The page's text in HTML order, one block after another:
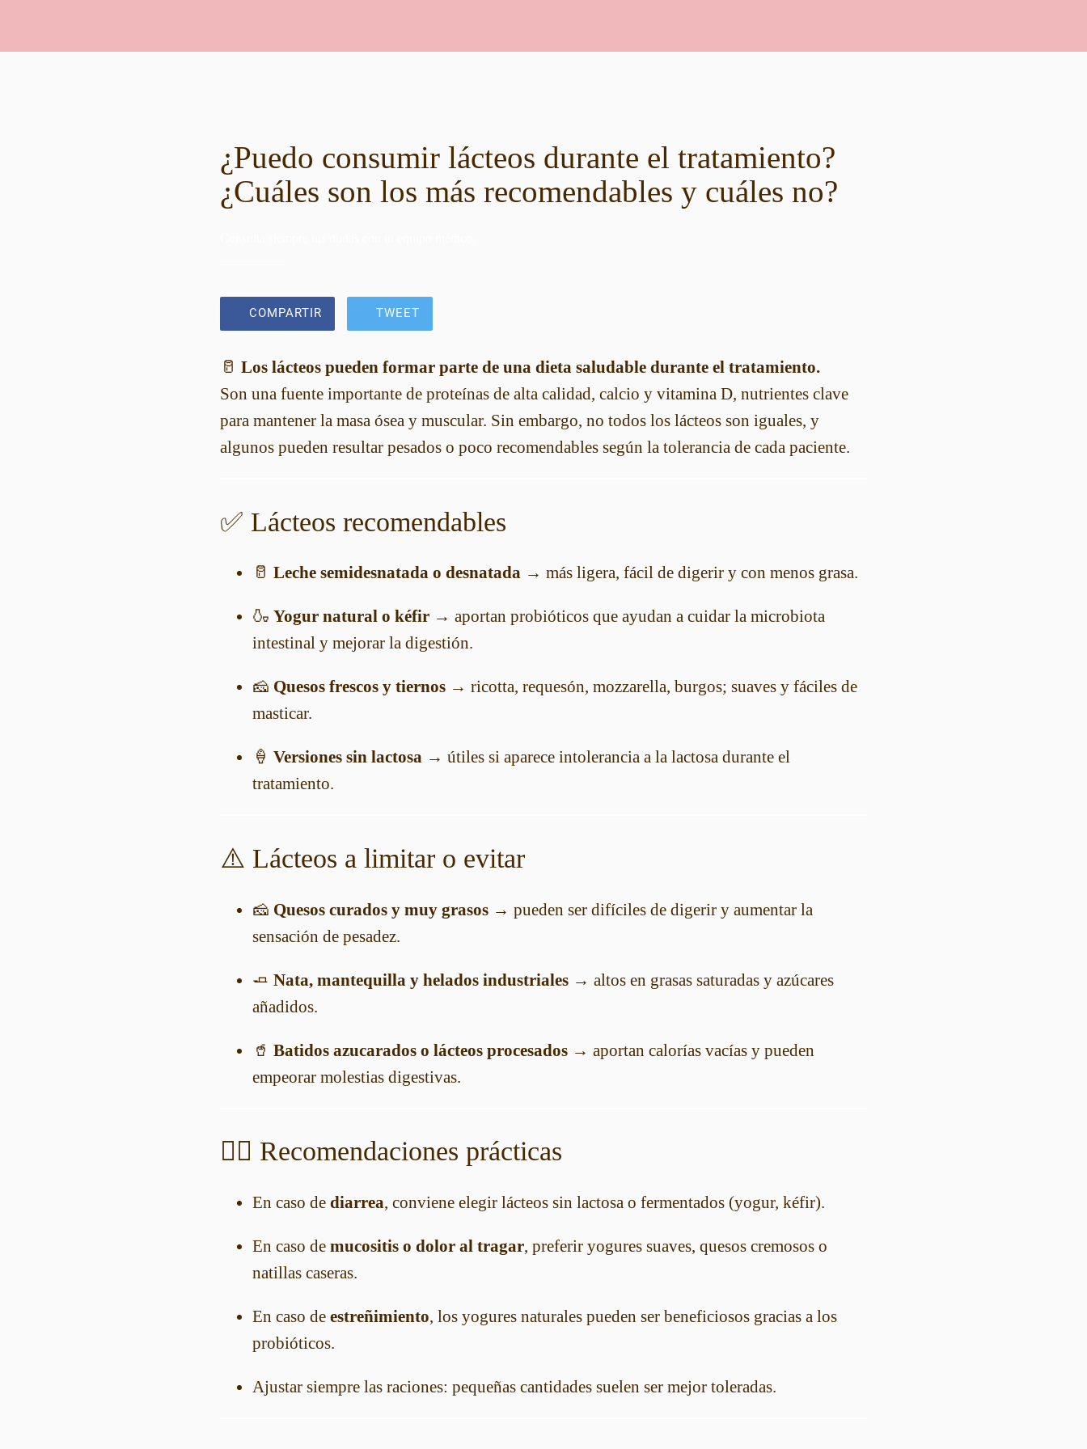
¿Puedo consumir lácteos durante el tratamiento?
¿Cuáles son los más recomendables y cuáles no?
COMPARTIR TWEET
🥛 Los lácteos pueden formar parte de una dieta saludable durante el tratamiento.
Son una fuente importante de proteínas de alta calidad, calcio y vitamina D, nutrientes clave
para mantener la masa ósea y muscular. Sin embargo, no todos los lácteos son iguales, y
algunos pueden resultar pesados o poco recomendables según la tolerancia de cada paciente.
✅ Lácteos recomendables
🥛 Leche semidesnatada o desnatada → más ligera, fácil de digerir y con menos grasa.
🍶 Yogur natural o kéfir → aportan probióticos que ayudan a cuidar la microbiota
intestinal y mejorar la digestión.
🧀 Quesos frescos y tiernos → ricotta, requesón, mozzarella, burgos; suaves y fáciles de
masticar.
🍦 Versiones sin lactosa → útiles si aparece intolerancia a la lactosa durante el
tratamiento.
⚠️ Lácteos a limitar o evitar
🧀 Quesos curados y muy grasos → pueden ser difíciles de digerir y aumentar la
sensación de pesadez.
🧈 Nata, mantequilla y helados industriales → altos en grasas saturadas y azúcares
añadidos.
🥤 Batidos azucarados o lácteos procesados → aportan calorías vacías y pueden
empeorar molestias digestivas.
👩‍⚕️ Recomendaciones prácticas
En caso de diarrea, conviene elegir lácteos sin lactosa o fermentados (yogur, kéfir).
En caso de mucositis o dolor al tragar, preferir yogures suaves, quesos cremosos o
natillas caseras.
En caso de estreñimiento, los yogures naturales pueden ser beneficiosos gracias a los
probióticos.
Ajustar siempre las raciones: pequeñas cantidades suelen ser mejor toleradas.